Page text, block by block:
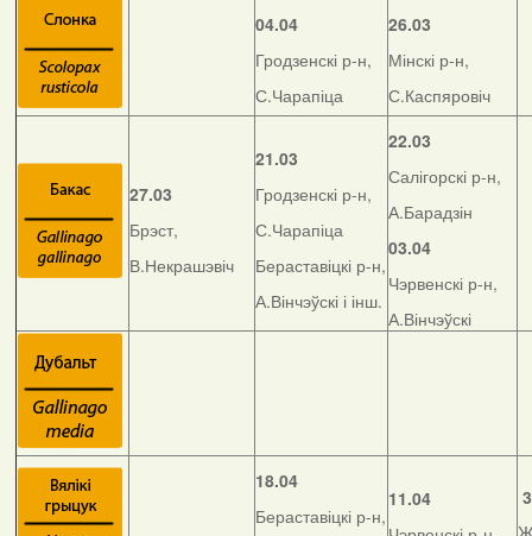
04.04
Гродзенскі р-н,
С.Чарапіца
26.03
Мінскі р-н,
С.Каспяровіч
27.03
Брэст,
В.Некрашэвіч
21.03
Гродзенскі р-н,
С.Чарапіца
Бераставіцкі р-н,
А.Вінчэўскі і інш.
22.03
Салігорскі р-н,
А.Барадзін
03.04
Чэрвенскі р-н,
А.Вінчэўскі
18.04
Бераставіцкі р-н,
11.04